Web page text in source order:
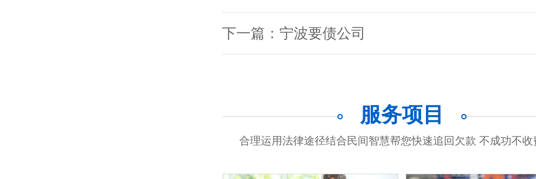
下一篇：宁波要债公司
服务项目
合理运用法律途径结合民间智慧帮您快速追回欠款 不成功不收